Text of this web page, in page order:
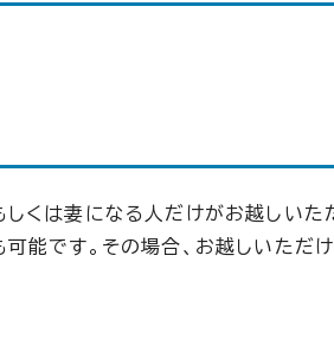
くは妻になる人だけがお越しいた
能です。その場合、お越しいただ